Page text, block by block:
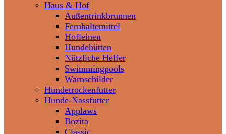
Haus & Hof
Außentrinkbrunnen
Fernhaltemittel
Hofleinen
Hundehütten
Nützliche Helfer
Swimmingpools
Warnschilder
Hundetrockenfutter
Hunde-Nassfutter
Applaws
Bozita